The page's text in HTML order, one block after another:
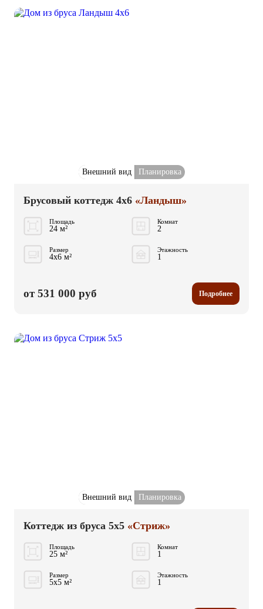
Внешний вид Планировка
Брусовый коттедж 4x6 «Ландыш»
Площадь
24 м²
Комнат
2
Размер
4x6 м²
Этажность
1
от 531 000 руб Подробнее
Внешний вид Планировка
Коттедж из бруса 5x5 «Стриж»
Площадь
25 м²
Комнат
1
Размер
5x5 м²
Этажность
1